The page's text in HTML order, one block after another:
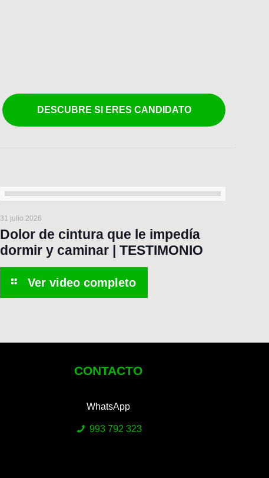
DESCUBRE SI ERES CANDIDATO
31 julio 2026
Dolor de cintura que le impedía
dormir y caminar | TESTIMONIO
CONTACTO
WhatsApp
993 792 323